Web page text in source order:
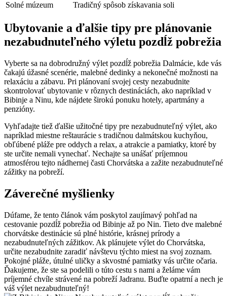
Solné múzeum
Tradičný spôsob získavania soli
Ubytovanie a ďalšie tipy pre plánovanie
nezabudnuteľného výletu pozdĺž pobrežia
Vyberte sa na dobrodružný výlet pozdĺž pobrežia Dalmácie, kde vás
čakajú úžasné scenérie, malebné dedinky a nekonečné možnosti na
relaxáciu a zábavu. Pri plánovaní svojej cesty nezabudnite
skontrolovať ubytovanie v rôznych destináciách, ako napríklad v
Bibinje a Ninu, kde nájdete širokú ponuku hotely, apartmány a
penzióny.
Vyhľadajte tiež ďalšie užitočné tipy pre nezabudnuteľný výlet, ako
napríklad miestne reštaurácie s tradičnou dalmátskou kuchyňou,
obľúbené pláže pre oddych a relax, a atrakcie a pamiatky, ktoré by
ste určite nemali vynechať. Nechajte sa unášať príjemnou
atmosférou tejto nádhernej časti Chorvátska a zažite nezabudnuteľné
zážitky na pobreží.
Záverečné myšlienky
Dúfame, že tento článok vám poskytol zaujímavý pohľad na
cestovanie pozdĺž pobrežia od Bibinje až po Nin. Tieto dve malebné
chorvátske destinácie sú plné histórie, krásnej prírody a
nezabudnuteľných zážitkov. Ak plánujete výlet do Chorvátska,
určite nezabudnite zaradiť návštevu týchto miest na svoj zoznam.
Pokojné pláže, útulné uličky a skvostné pamiatky vás určite očaria.
Ďakujeme, že ste sa podelili o túto cestu s nami a želáme vám
príjemné chvíle strávené na pobreží Jadranu. Buďte opatrní a nech je
váš výlet nezabudnuteľný!